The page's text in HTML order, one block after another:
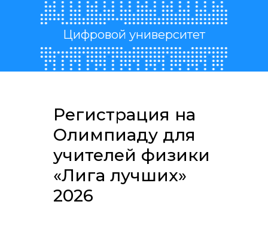
Перейти к основному содержанию
Цифровой университет
Регистрация на
Олимпиаду для
учителей физики
«Лига лучших»
2026